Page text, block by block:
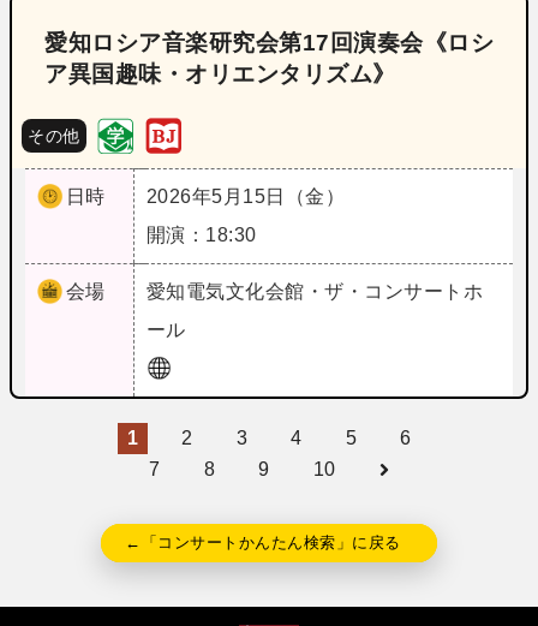
愛知ロシア音楽研究会第17回演奏会《ロシ
ア異国趣味・オリエンタリズム》
その他
日時
2026年5月15日（金）
開演：18:30
会場 愛知電気文化会館・ザ・コンサートホ
ール
1 2 3 4 5
6
7
8 9 10
←「コンサートかんたん検索」に戻る